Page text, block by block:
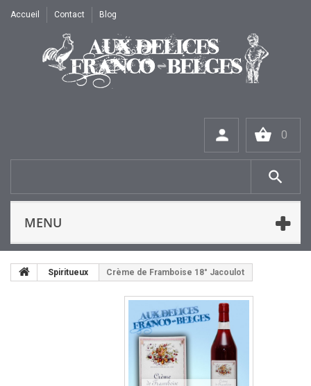
Blog
Contact
Accueil
0
MENU
Spiritueux Crème de Framboise 18° Jacoulot